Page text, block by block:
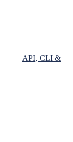
API, CLI &